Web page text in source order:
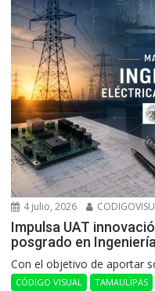
4 julio, 2026
Impulsa UAT
posgrado en
Con el objetivo de aportar
CÓDIGO VISUAL TAMAULIPAS